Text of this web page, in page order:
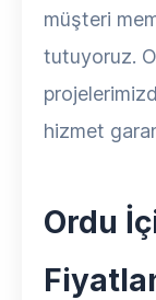
müşteri
tutuyoruz.
hizmet
Ordu